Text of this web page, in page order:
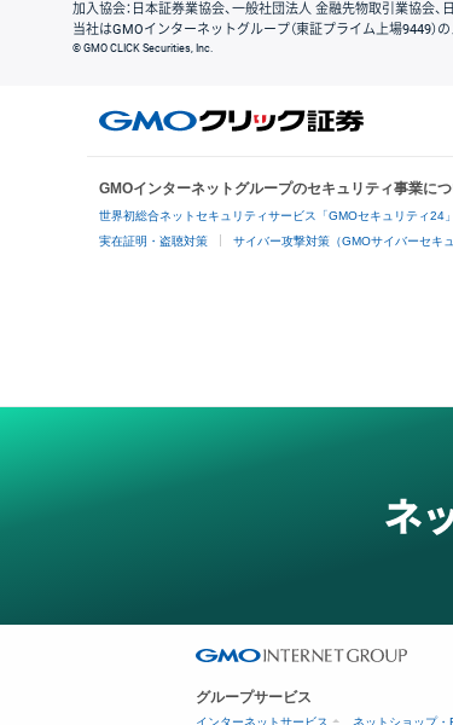
加入協会：日本証券業協会、一般社団法人 金融先物取引業協会、
当社はGMOインターネットグループ（東証プライム上場9449）の
© GMO CLICK Securities, Inc.
GMOインターネットグループのセキュリティ事業に
世界初総合ネットセキュリティサービス「GMOセキュリティ24」
実在証明・盗聴対策 サイバー攻撃対策（GMOサイバーセキ
グループサービス
インターネットサービス ネットショップ・